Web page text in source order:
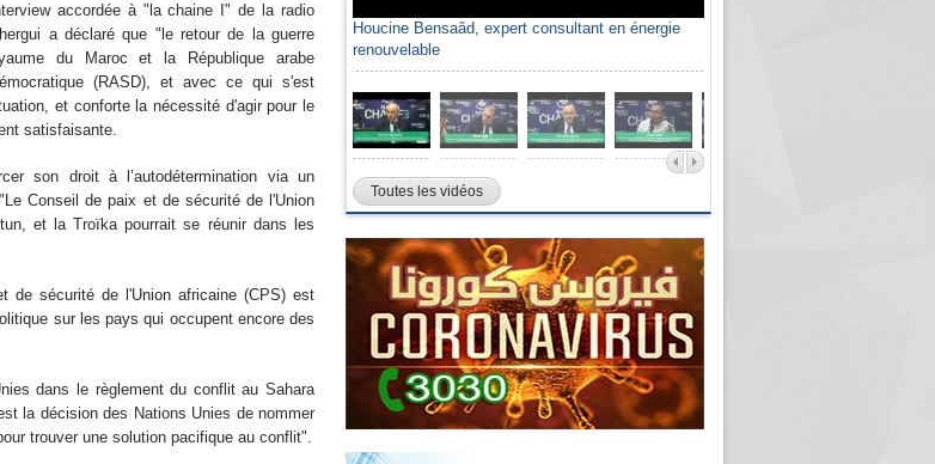
accordée à "la chaine I" de la radio
a déclaré que "le retour de la guerre
du Maroc et la République arabe
(RASD), et avec ce qui s'est
et conforte la nécessité d'agir pour le
satisfaisante.
son droit à l’autodétermination via un
Conseil de paix et de sécurité de l'Union
et la Troïka pourrait se réunir dans les
de sécurité de l'Union africaine (CPS) est
sur les pays qui occupent encore des
dans le règlement du conflit au Sahara
la décision des Nations Unies de nommer
trouver une solution pacifique au conflit".
Houcine Bensaâd, expert consultant en énergie
renouvelable
Toutes les vidéos